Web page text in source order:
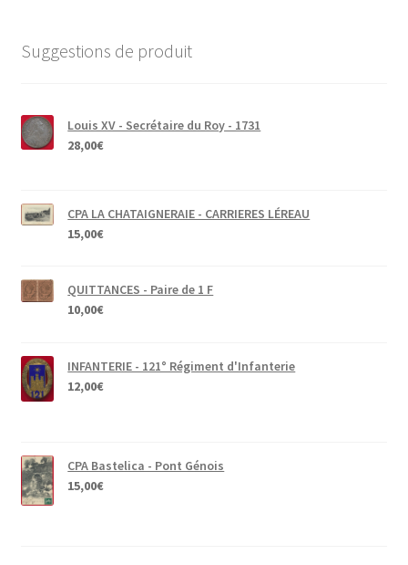
Suggestions de produit
Louis XV - Secrétaire du Roy - 1731
28,00€
CPA LA CHATAIGNERAIE - CARRIERES LÉREAU
15,00€
QUITTANCES - Paire de 1 F
10,00€
INFANTERIE - 121° Régiment d'Infanterie
12,00€
CPA Bastelica - Pont Génois
15,00€